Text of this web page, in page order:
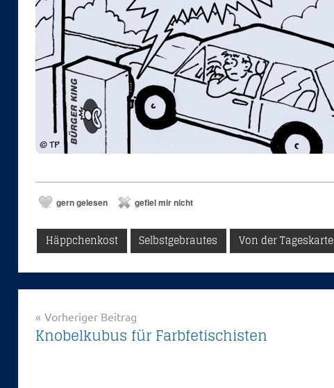
gern gelesen gefiel mir nicht
Häppchenkost Selbstgebrautes Von der Tageskarte
Beitragsnavigation
Vorheriger Beitrag
Knobelkubus für Farbfetischisten